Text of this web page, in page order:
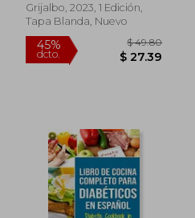
Grijalbo, 2023, 1 Edición,
Tapa Blanda, Nuevo